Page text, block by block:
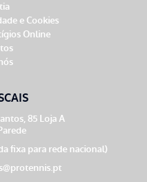
e Cookies
Online
85 Loja A
fixa para rede nacional)